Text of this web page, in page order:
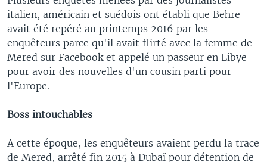
italien, américain et suédois ont établi que Behre
avait été repéré au printemps 2016 par les
enquêteurs parce qu'il avait flirté avec la femme de
Mered sur Facebook et appelé un passeur en Libye
pour avoir des nouvelles d'un cousin parti pour
l'Europe.
Boss intouchables
A cette époque, les enquêteurs avaient perdu la trace
de Mered, arrêté fin 2015 à Dubaï pour détention de